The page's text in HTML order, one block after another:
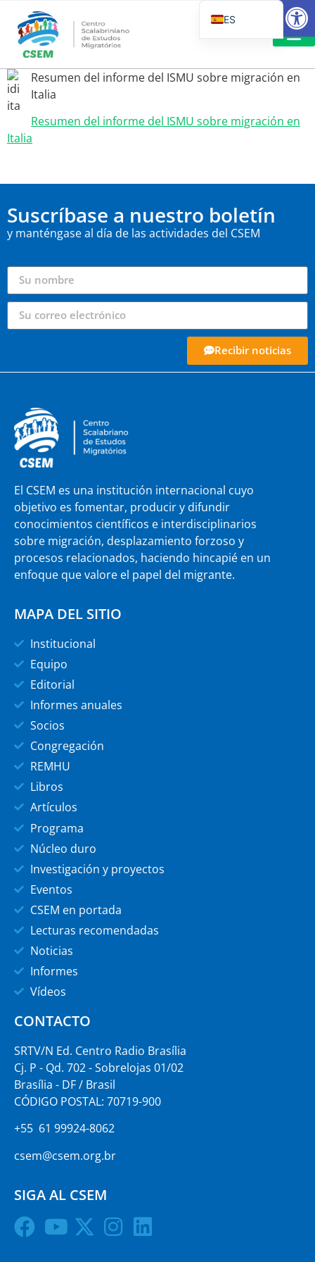
Resumen del informe del ISMU sobre migración en
Italia
Resumen del informe del ISMU sobre migración en
Italia
Suscríbase a nuestro boletín
y manténgase al día de las actividades del CSEM
Recibir noticias
El CSEM es una institución internacional cuyo
objetivo es fomentar, producir y difundir
conocimientos científicos e interdisciplinarios
sobre migración, desplazamiento forzoso y
procesos relacionados, haciendo hincapié en un
enfoque que valore el papel del migrante.
MAPA DEL SITIO
Institucional
Equipo
Editorial
Informes anuales
Socios
Congregación
REMHU
Libros
Artículos
Programa
Núcleo duro
Investigación y proyectos
Eventos
CSEM en portada
Lecturas recomendadas
Noticias
Informes
Vídeos
CONTACTO
SRTV/N Ed. Centro Radio Brasília
Cj. P - Qd. 702 - Sobrelojas 01/02
Brasília - DF / Brasil
CÓDIGO POSTAL: 70719-900
+55 61 99924-8062
csem@csem.org.br
SIGA AL CSEM
ES
EN